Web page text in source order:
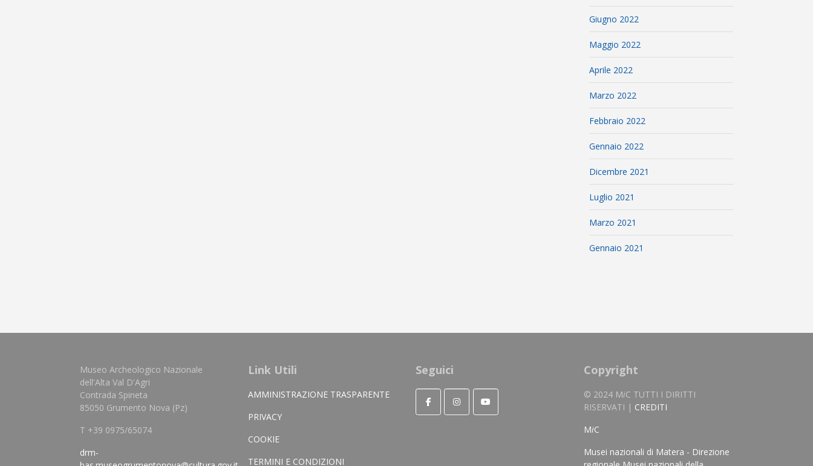
Giugno 2022
Maggio 2022
Aprile 2022
Marzo 2022
Febbraio 2022
Gennaio 2022
Dicembre 2021
Luglio 2021
Marzo 2021
Gennaio 2021
Museo Archeologico Nazionale
dell'Alta Val D'Agri
Contrada Spineta
85050 Grumento Nova (Pz)
T +39 0975/65074
drm-
Link Utili
AMMINISTRAZIONE TRASPARENTE
PRIVACY
COOKIE
TERMINI E CONDIZIONI
Seguici Copyright
© 2024 MiC TUTTI I DIRITTI
RISERVATI | CREDITI
MiC
Musei nazionali di Matera - Direzione